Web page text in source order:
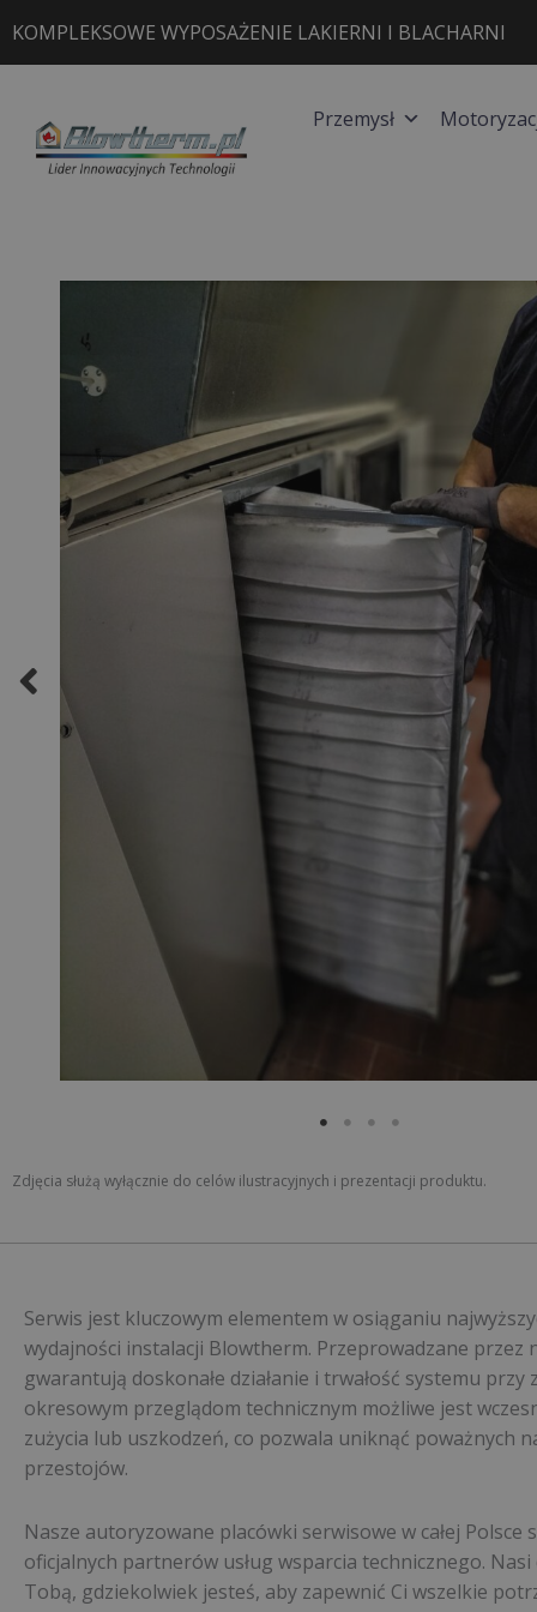
do
treści
KOMPLEKSOWE WYPOSAŻENIE LAKIERNI I BLACHARNI
Przemysł
Zdjęcia służą wyłącznie do celów ilustracyjnych i prezentacji produktu.
Serwis jest kluczowym elementem w osiąganiu
wydajności instalacji Blowtherm. Przeprowadzane przez
gwarantują doskonałe działanie i trwałość systemu
okresowym przeglądom technicznym możliwe jest
zużycia lub uszkodzeń, co pozwala uniknąć poważnych
przestojów.
Nasze autoryzowane placówki serwisowe w całej
oficjalnych partnerów usług wsparcia technicznego.
Tobą, gdziekolwiek jesteś, aby zapewnić Ci wszelkie